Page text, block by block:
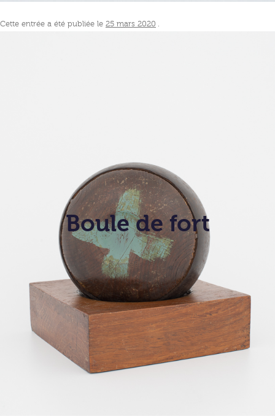
Cette entrée a été publiée le 25 mars 2020 .
Boule de fort